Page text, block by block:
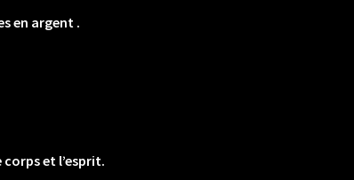
en argent .
et l’esprit.